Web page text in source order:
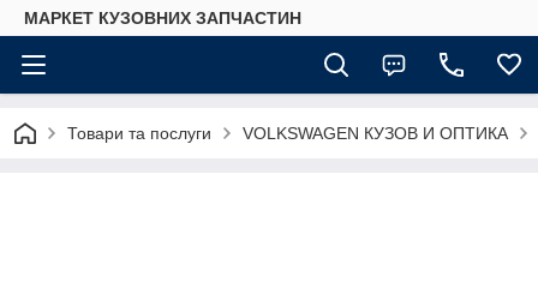
МАРКЕТ КУЗОВНИХ ЗАПЧАСТИН
Товари та послуги VOLKSWAGEN КУЗОВ И ОПТИКА